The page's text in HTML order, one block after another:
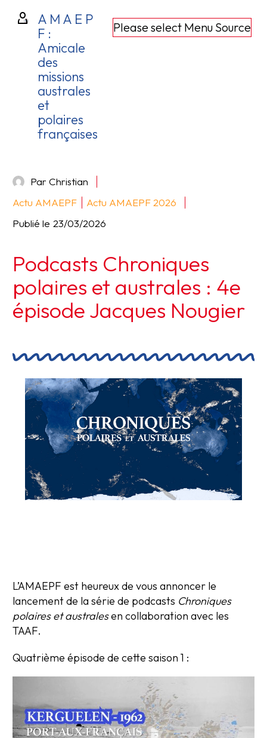
Please select Menu Source
A M A E P
F :
Amicale
des
missions
australes
et
polaires
françaises
Par Christian
Actu AMAEPF
Actu AMAEPF 2026
Publié le 23/03/2026
Podcasts Chroniques
polaires et australes : 4e
épisode Jacques Nougier
L’AMAEPF est heureux de vous annoncer le
lancement de la série de podcasts Chroniques
polaires et australesen collaboration avec les
TAAF.
Quatrième épisode de cette saison 1 :